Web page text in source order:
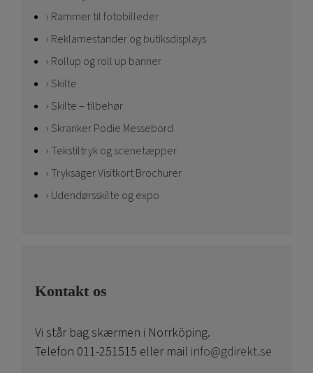
Rammer til fotobilleder
Reklamestander og butiksdisplays
Rollup og roll up banner
Skilte
Skilte – tilbehør
Skranker Podie Messebord
Tekstiltryk og scenetæpper
Tryksager Visitkort Brochurer
Udendørsskilte og expo
Kontakt os
Vi står bag skærmen i Norrköping.
Telefon 011-251515 eller mail info@gdirekt.se